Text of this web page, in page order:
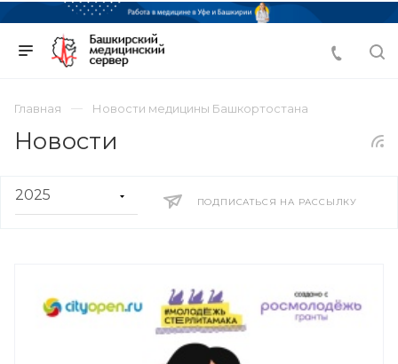
Главная Новости медицины Башкортостана
Новости
ПОДПИСАТЬСЯ НА РАССЫЛКУ